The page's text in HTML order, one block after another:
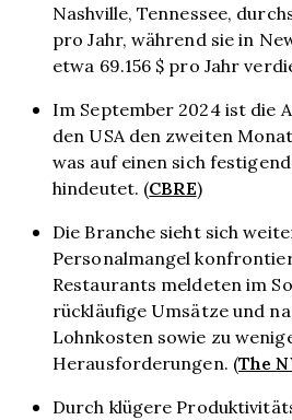
Nashville, Tennessee,
pro Jahr, während sie in
etwa 69.156 $ pro Jahr
Im September 2024 ist die
den USA den zweiten
was auf einen sich
hindeutet. (CBRE)
Die Branche sieht sich
Personalmangel
Restaurants meldeten im
rückläufige Umsätze und
Lohnkosten sowie zu
Herausforderungen. (The
Durch klügere